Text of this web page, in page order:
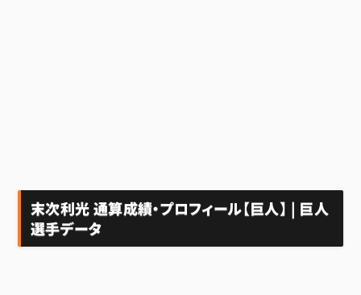
末次利光 通算成績・プロフィール【巨人】 | 巨人
選手データ